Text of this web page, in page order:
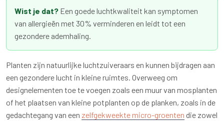
Wist je dat? Een goede luchtkwaliteit kan symptomen
van allergieën met 30% verminderen en leidt tot een
gezondere ademhaling.
Planten zijn natuurlijke luchtzuiveraars en kunnen bijdragen aan
een gezondere lucht in kleine ruimtes. Overweeg om
designelementen toe te voegen zoals een muur van mosplanten
of het plaatsen van kleine potplanten op de planken, zoals in de
gedachtegang van een zelfgekweekte micro-groenten die zowel